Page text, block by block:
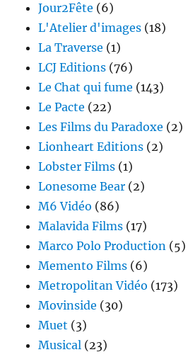
Jour2Fête (6)
L'Atelier d'images (18)
La Traverse (1)
LCJ Editions (76)
Le Chat qui fume (143)
Le Pacte (22)
Les Films du Paradoxe (2)
Lionheart Editions (2)
Lobster Films (1)
Lonesome Bear (2)
M6 Vidéo (86)
Malavida Films (17)
Marco Polo Production (5)
Memento Films (6)
Metropolitan Vidéo (173)
Movinside (30)
Muet (3)
Musical (23)